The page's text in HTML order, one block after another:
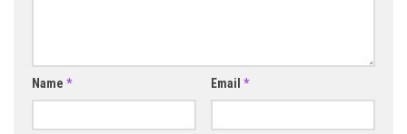
Name * Email *